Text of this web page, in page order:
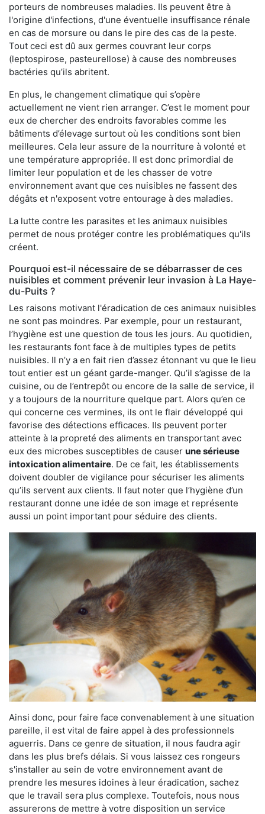
porteurs de nombreuses maladies. Ils peuvent être à
l'origine d'infections, d'une éventuelle insuffisance rénale
en cas de morsure ou dans le pire des cas de la peste.
Tout ceci est dû aux germes couvrant leur corps
(leptospirose, pasteurellose) à cause des nombreuses
bactéries qu’ils abritent.
En plus, le changement climatique qui s’opère
actuellement ne vient rien arranger. C’est le moment pour
eux de chercher des endroits favorables comme les
bâtiments d’élevage surtout où les conditions sont bien
meilleures. Cela leur assure de la nourriture à volonté et
une température appropriée. Il est donc primordial de
limiter leur population et de les chasser de votre
environnement avant que ces nuisibles ne fassent des
dégâts et n'exposent votre entourage à des maladies.
La lutte contre les parasites et les animaux nuisibles
permet de nous protéger contre les problématiques qu'ils
créent.
Pourquoi est-il nécessaire de se débarrasser de ces
nuisibles et comment prévenir leur invasion à La Haye-
du-Puits ?
Les raisons motivant l'éradication de ces animaux nuisibles
ne sont pas moindres. Par exemple, pour un restaurant,
l’hygiène est une question de tous les jours. Au quotidien,
les restaurants font face à de multiples types de petits
nuisibles. Il n’y a en fait rien d’assez étonnant vu que le lieu
tout entier est un géant garde-manger. Qu’il s’agisse de la
cuisine, ou de l’entrepôt ou encore de la salle de service, il
y a toujours de la nourriture quelque part. Alors qu’en ce
qui concerne ces vermines, ils ont le flair développé qui
favorise des détections efficaces. Ils peuvent porter
atteinte à la propreté des aliments en transportant avec
eux des microbes susceptibles de causer une sérieuse
intoxication alimentaire. De ce fait, les établissements
doivent doubler de vigilance pour sécuriser les aliments
qu’ils servent aux clients. Il faut noter que l’hygiène d’un
restaurant donne une idée de son image et représente
aussi un point important pour séduire des clients.
Ainsi donc, pour faire face convenablement à une situation
pareille, il est vital de faire appel à des professionnels
aguerris. Dans ce genre de situation, il nous faudra agir
dans les plus brefs délais. Si vous laissez ces rongeurs
s'installer au sein de votre environnement avant de
prendre les mesures idoines à leur éradication, sachez
que le travail sera plus complexe. Toutefois, nous nous
assurerons de mettre à votre disposition un service